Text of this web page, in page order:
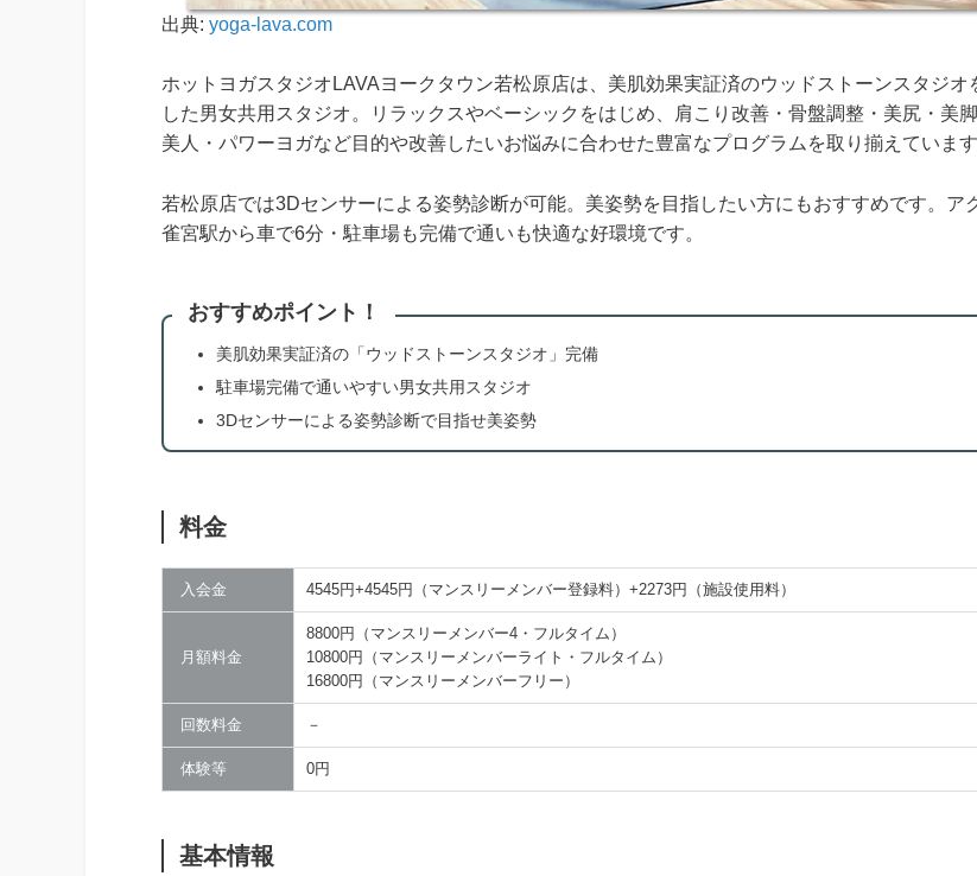
出典: yoga-lava.com
ホットヨガスタジオLAVAヨークタウン若松原店は、美肌効果実証済のウッドストーンスタジオ
した男女共用スタジオ。リラックスやベーシックをはじめ、肩こり改善・骨盤調整・美尻・美
美人・パワーヨガなど目的や改善したいお悩みに合わせた豊富なプログラムを取り揃えています
若松原店では3Dセンサーによる姿勢診断が可能。美姿勢を目指したい方にもおすすめです。ア
雀宮駅から車で6分・駐車場も完備で通いも快適な好環境です。
おすすめポイント！
美肌効果実証済の「ウッドストーンスタジオ」完備
駐車場完備で通いやすい男女共用スタジオ
3Dセンサーによる姿勢診断で目指せ美姿勢
料金
入会金 4545円+4545円（マンスリーメンバー登録料）+2273円（施設使用料）
月額料金
8800円（マンスリーメンバー4・フルタイム）
10800円（マンスリーメンバーライト・フルタイム）
16800円（マンスリーメンバーフリー）
回数料金 －
体験等 0円
基本情報